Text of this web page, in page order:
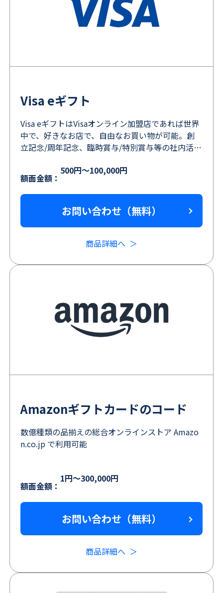
Visa eギフト
Visa eギフトはVisaオンライン加盟店であれば世界
中で、好きなお店で、自由なお買い物が可能。創
立記念/周年記念、臨時賞与/特別賞与等の社内活用
喜ばれるギフトコード！
額面金額：
500円～100,000円
お問い合わせ（無料）
商品詳細へ
Amazonギフトカードのコード
数億種類の品揃えの総合オンラインストア Amazo
n.co.jp で利用可能
額面金額：
1円～300,000円
お問い合わせ（無料）
商品詳細へ